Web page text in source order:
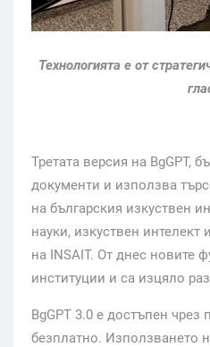
Технологията е от
Третата версия на BgGPT,
документи и използва
на българския изкуствен
науки, изкуствен
на INSAIT. От днес новите
институции и са изцяло
BgGPT 3.0 е достъпен
безплатно. Използването